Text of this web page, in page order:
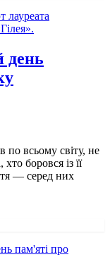
лауреата
день
по всьому світу, не
боровся із її
— серед них
пам'яті про